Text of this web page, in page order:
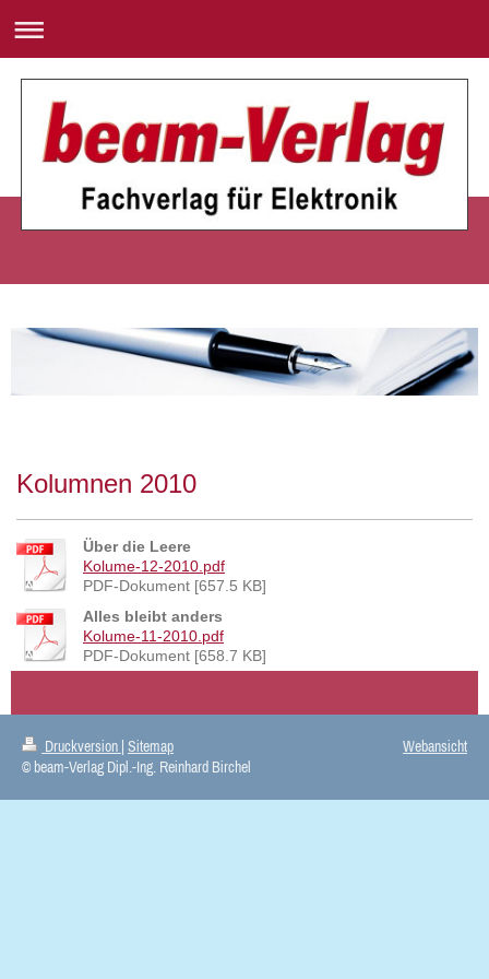
Kolumnen 2010
Über die Leere
Kolume-12-2010.pdf
PDF-Dokument [657.5 KB]
Alles bleibt anders
Kolume-11-2010.pdf
PDF-Dokument [658.7 KB]
Druckversion Sitemap
© beam-Verlag Dipl.-Ing. Reinhard Birchel
Webansicht